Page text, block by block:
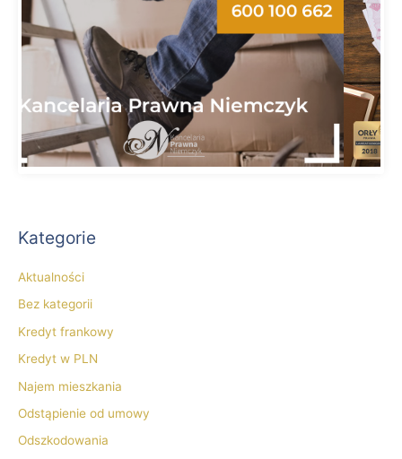
Kategorie
Aktualności
Bez kategorii
Kredyt frankowy
Kredyt w PLN
Najem mieszkania
Odstąpienie od umowy
Odszkodowania